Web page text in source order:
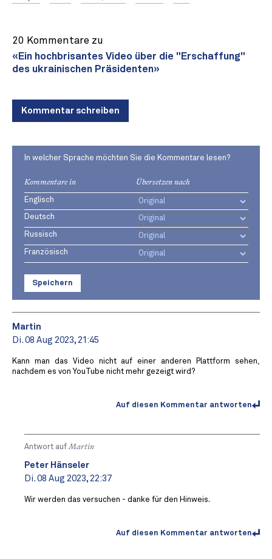
20 Kommentare zu
«Ein hochbrisantes Video über die "Erschaffung"
des ukrainischen Präsidenten»
Kommentar schreiben
In welcher Sprache möchten Sie die Kommentare lesen?
Kommentare in Übersetzen nach
Englisch
Deutsch
Russisch
Französisch
Speichern
Martin
Di. 08 Aug 2023, 21:45
Kann man das Video nicht auf einer anderen Plattform sehen,
nachdem es von YouTube nicht mehr gezeigt wird?
Auf diesen Kommentar antworten
Antwort aufMartin
Peter Hänseler
Di. 08 Aug 2023, 22:37
Wir werden das versuchen - danke für den Hinweis.
Auf diesen Kommentar antworten